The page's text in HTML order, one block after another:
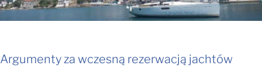
Argumenty za wczesną rezerwacją jachtów